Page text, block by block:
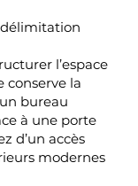
l’espace
conserve la
bureau
à une porte
d’un accès
modernes